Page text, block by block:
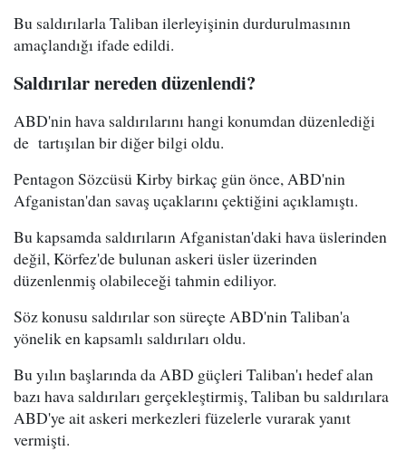
Bu saldırılarla Taliban ilerleyişinin durdurulmasının
amaçlandığı ifade edildi.
Saldırılar nereden düzenlendi?
ABD'nin hava saldırılarını hangi konumdan düzenlediği
de tartışılan bir diğer bilgi oldu.
Pentagon Sözcüsü Kirby birkaç gün önce, ABD'nin
Afganistan'dan savaş uçaklarını çektiğini açıklamıştı.
Bu kapsamda saldırıların Afganistan'daki hava üslerinden
değil, Körfez'de bulunan askeri üsler üzerinden
düzenlenmiş olabileceği tahmin ediliyor.
Söz konusu saldırılar son süreçte ABD'nin Taliban'a
yönelik en kapsamlı saldırıları oldu.
Bu yılın başlarında da ABD güçleri Taliban'ı hedef alan
bazı hava saldırıları gerçekleştirmiş, Taliban bu saldırılara
ABD'ye ait askeri merkezleri füzelerle vurarak yanıt
vermişti.